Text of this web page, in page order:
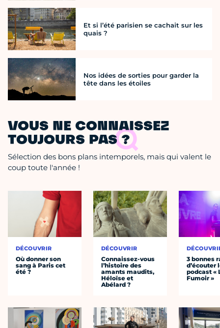
Et si l’été parisien se cachait sur les
quais ?
Nos idées de sorties pour garder la
tête dans les étoiles
VOUS NE CONNAISSEZ
TOUJOURS PAS ?
Sélection des bons plans intemporels, mais qui valent le
coup toute l'année !
DÉCOUVRIR
Où donner son
sang à Paris cet
été ?
DÉCOUVRIR
Connaissez-vous
l’histoire des
amants maudits,
Héloïse et
Abélard ?
3 bonnes
d’écouter
podcast «
Fumoir »